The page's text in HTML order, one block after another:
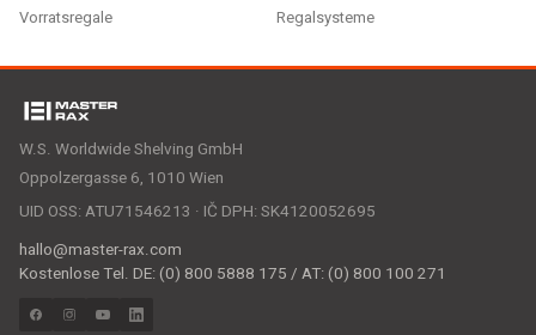
Vorratsregale
Regalsysteme
W.S. Worldwide Shelving GmbH
Oppolzergasse 6, 1010 Wien
UID OSS: ATU71546213 · IČ DPH: SK4120052695
hallo@master-rax.com
Kostenlose Tel. DE: (0) 800 5888 175 / AT: (0) 800 100 271